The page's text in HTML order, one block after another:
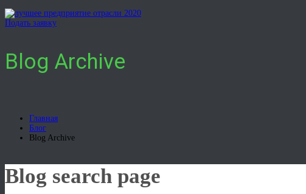
Подать заявку
Blog Archive
Главная
Блог
Blog Archive
Blog search page